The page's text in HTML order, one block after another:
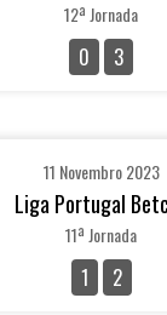
12ª Jornada
0 3
11 Novembro 2023
Liga Portugal
11ª Jornada
1 2